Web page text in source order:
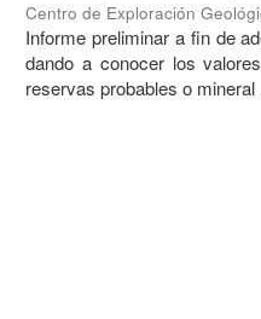
Centro de Exploración
Informe preliminar a fin de
dando a conocer los
reservas probables o mineral